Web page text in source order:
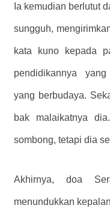
Ia kemudian berlutut
sungguh,
kata kuno kepada
pendidikannya
yang berbudaya.
bak malaikatnya
sombong, tetapi dia
Akhirnya, doa
menundukkan